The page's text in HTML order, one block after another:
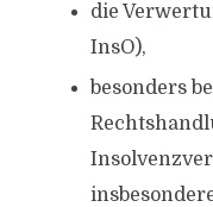
die
InsO),
besonders